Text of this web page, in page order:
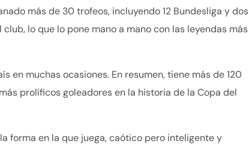
más de 30 trofeos, incluyendo 12 Bundesliga y dos
lo que lo pone mano a mano con las leyendas más
en muchas ocasiones. En resumen, tiene más de 120
prolíficos goleadores en la historia de la Copa del
forma en la que juega, caótico pero inteligente y